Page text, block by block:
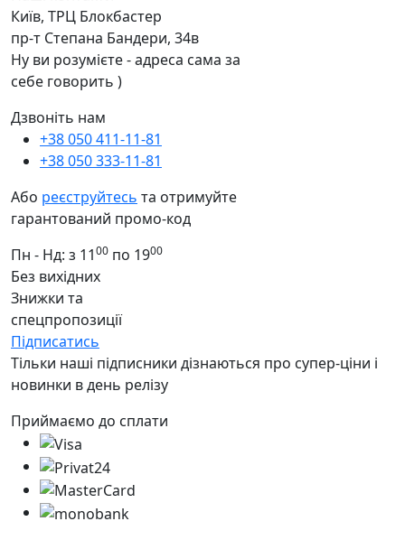
Київ, ТРЦ Блокбастер
пр-т Степана Бандери, 34в
Ну ви розумієте - адреса сама за
себе говорить )
Дзвоніть нам
+38 050 411-11-81
+38 050 333-11-81
Або реєструйтесь та отримуйте
гарантований промо-код
Пн - Нд: з 1100 по 1900
Без вихідних
Знижки та
спецпропозиції
Підписатись
Тільки наші підписники дізнаються про супер-ціни і
новинки в день релізу
Приймаємо до сплати